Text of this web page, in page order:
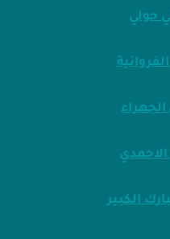
حولي
الكبير